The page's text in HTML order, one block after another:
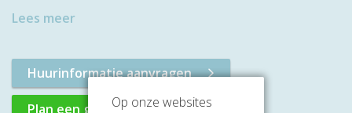
Lees meer
Huurinformatie aanvragen
Plan een gratis rondleiding
Op onze websites